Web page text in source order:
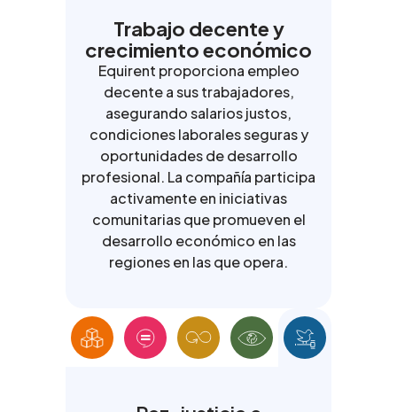
Trabajo decente y
crecimiento económico
Equirent proporciona empleo
decente a sus trabajadores,
asegurando salarios justos,
condiciones laborales seguras y
oportunidades de desarrollo
profesional. La compañía participa
activamente en iniciativas
comunitarias que promueven el
desarrollo económico en las
regiones en las que opera.